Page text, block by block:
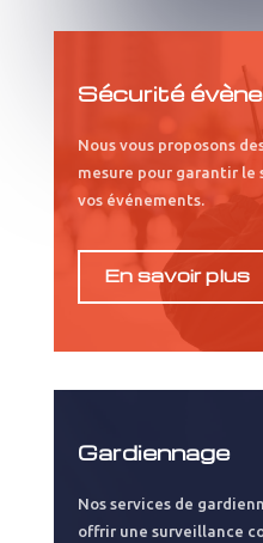
Sécurité
Nous vous proposons
mesure pour garantir le
vos événements.
En savoir plus
Gardiennage
Nos services de
offrir une surveillance